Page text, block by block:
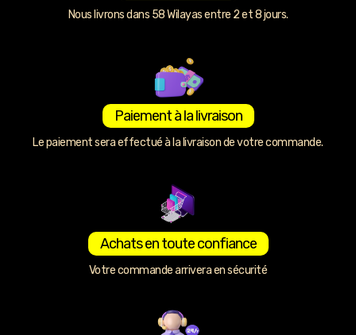
Nous livrons dans 58 Wilayas entre 2 et 8 jours.
Paiement à la livraison
Le paiement sera effectué à la livraison de votre commande.
Achats en toute confiance
Votre commande arrivera en sécurité